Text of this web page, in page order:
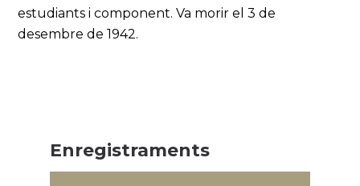
estudiants i component. Va morir el 3 de
desembre de 1942.
Enregistraments